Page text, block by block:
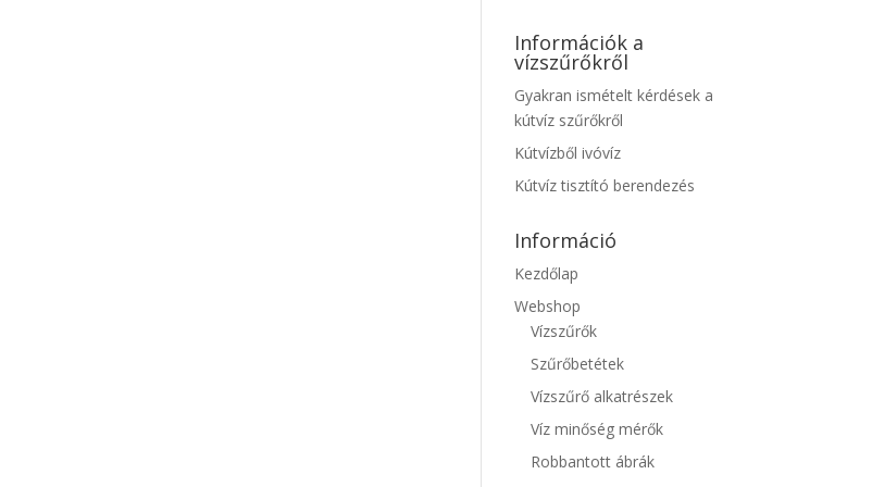
Információk a
vízszűrőkről
Gyakran ismételt kérdések a
kútvíz szűrőkről
Kútvízből ivóvíz
Kútvíz tisztító berendezés
Információ
Kezdőlap
Webshop
Vízszűrők
Szűrőbetétek
Vízszűrő alkatrészek
Víz minőség mérők
Robbantott ábrák